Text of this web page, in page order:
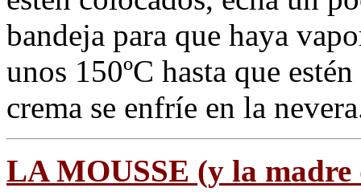
bandeja para que haya
unos 150ºC hasta que
crema se enfríe en la
LA MOUSSE (y la madre